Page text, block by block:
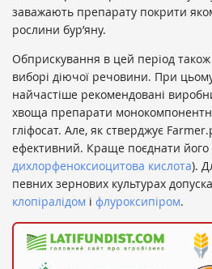
заважають препарату покрити
рослини бур’яну.
Обприскування в цей період також
виборі діючої речовини. При
найчастіше рекомендовані
хвоща препарати
гліфосат. Але, як стверджує
ефективний. Краще поєднати його
дихлорфеноксиоцитова кислота).
певних зернових культурах
клопіралідом і флуроксипіром.